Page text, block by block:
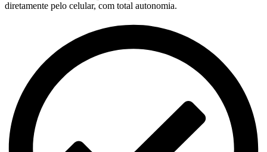
diretamente pelo celular, com total autonomia.